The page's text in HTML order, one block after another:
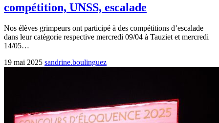
compétition, UNSS, escalade
Nos élèves grimpeurs ont participé à des compétitions d’escalade
dans leur catégorie respective mercredi 09/04 à Tauziet et mercredi
14/05…
19 mai 2025 sandrine.boulinguez